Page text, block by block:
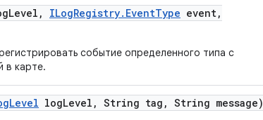
Level , ILogRegistry. EventType event,
событие определенного типа с
в карте.
Level logLevel , String tag , String message)